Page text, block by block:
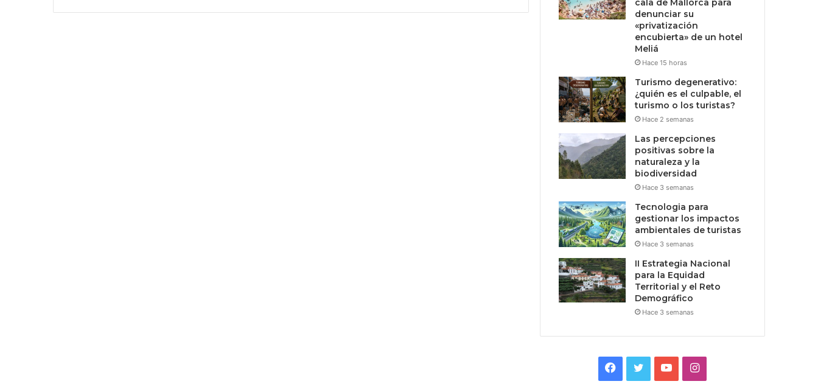
cala de Mallorca para
denunciar su
«privatización
encubierta» de un hotel
Meliá
Hace 15 horas
Turismo degenerativo:
¿quién es el culpable, el
turismo o los turistas?
Hace 2 semanas
Las percepciones
positivas sobre la
naturaleza y la
biodiversidad
Hace 3 semanas
Tecnologia para
gestionar los impactos
ambientales de turistas
Hace 3 semanas
II Estrategia Nacional
para la Equidad
Territorial y el Reto
Demográfico
Hace 3 semanas
Facebook
TwitterYouTubeInstagram